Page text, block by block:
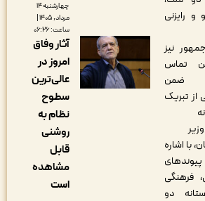
چهارشنبه ۱۴
مرداد, ۱۴۰۵ |
آثار وفاق
امروز در
عالی‌ترین
نظام به
مشاهده